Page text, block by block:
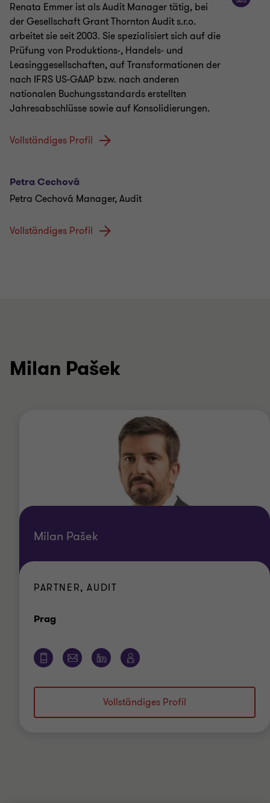
Renata Emmer ist als Audit Manager tätig, bei
der Gesellschaft Grant Thornton Audit s.r.o.
arbeitet sie seit 2003. Sie spezialisiert sich auf die
Prüfung von Produktions-, Handels- und
Leasinggesellschaften, auf Transformationen der
nach IFRS US-GAAP bzw. nach anderen
nationalen Buchungsstandards erstellten
Jahresabschlüsse sowie auf Konsolidierungen.
Vollständiges Profil
Petra Cechová
Petra Cechová Manager, Audit
Vollständiges Profil
Milan Pašek
Milan Pašek
PARTNER, AUDIT
Prag
Vollständiges Profil